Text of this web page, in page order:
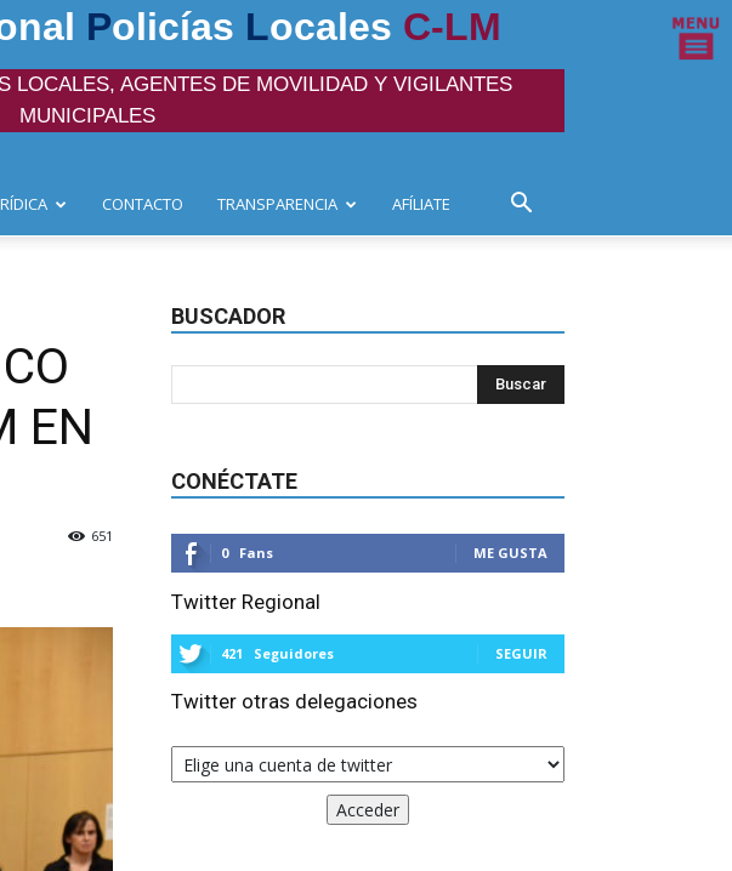
Policías Locales C-LM
LOCALES, AGENTES DE MOVILIDAD Y VIGILANTES
MUNICIPALES
CONTACTO TRANSPARENCIA AFÍLIATE
EN
651
BUSCADOR
CONÉCTATE
0 Fans ME GUSTA
Twitter Regional
421 Seguidores SEGUIR
Twitter otras delegaciones